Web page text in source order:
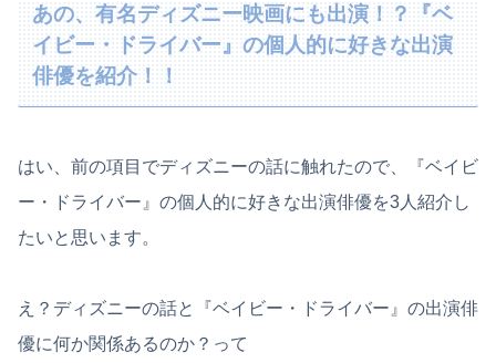
あの、有名ディズニー映画にも出演！？『ベ
イビー・ドライバー』の個人的に好きな出演
俳優を紹介！！
はい、前の項目でディズニーの話に触れたので、『ベイビ
ー・ドライバー』の個人的に好きな出演俳優を3人紹介し
たいと思います。
え？ディズニーの話と『ベイビー・ドライバー』の出演俳
優に何か関係あるのか？って